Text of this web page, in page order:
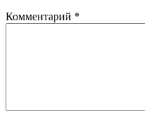
Комментарий *